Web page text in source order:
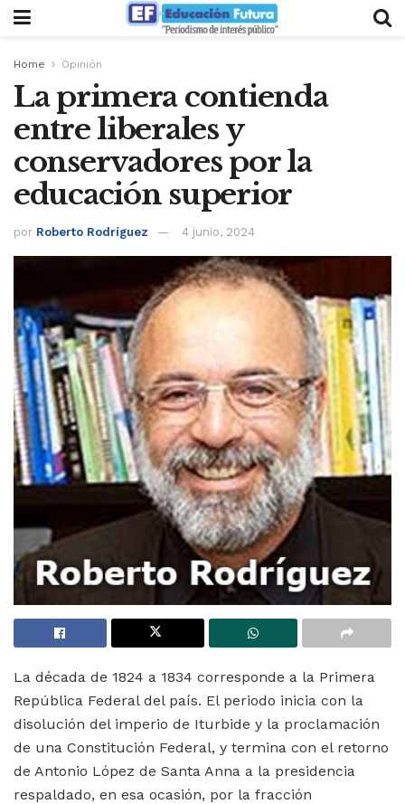
Home Opinión
La primera contienda
entre liberales y
conservadores por la
educación superior
por Roberto Rodríguez 4 junio, 2024
La década de 1824 a 1834 corresponde a la Primera
República Federal del país. El periodo inicia con la
disolución del imperio de Iturbide y la proclamación
de una Constitución Federal, y termina con el retorno
de Antonio López de Santa Anna a la presidencia
respaldado, en esa ocasión, por la fracción